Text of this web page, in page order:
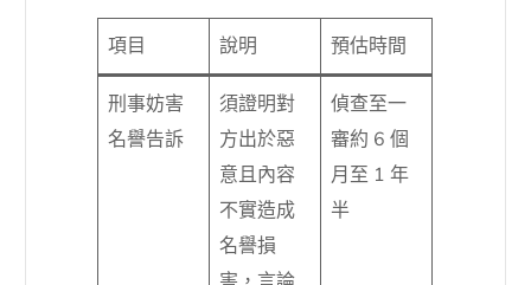
項目 說明 預估時間
刑事妨害
名譽告訴
須證明對
方出於惡
意且內容
不實造成
名譽損
偵查至一
審約 6 個
月至 1 年
半